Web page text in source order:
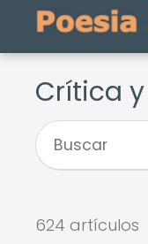
Crítica
624 artículos